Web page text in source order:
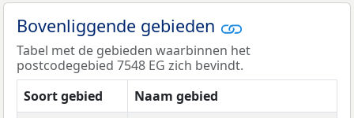
Bovenliggende gebieden
Tabel met de gebieden waarbinnen het
postcodegebied 7548 EG zich bevindt.
Soort gebied
Naam gebied